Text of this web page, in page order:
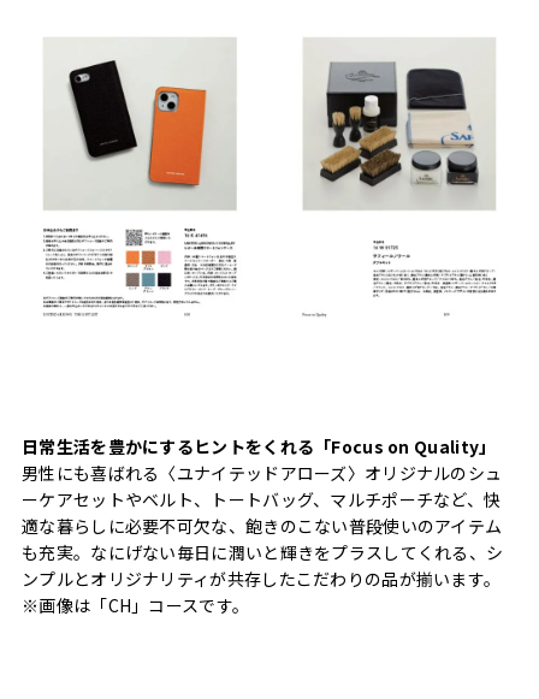
日常生活を豊かにするヒントをくれる「Focus on Quality」
男性にも喜ばれる〈ユナイテッドアローズ〉オリジナルのシュ
ーケアセットやベルト、トートバッグ、マルチポーチなど、快
適な暮らしに必要不可欠な、飽きのこない普段使いのアイテム
も充実。なにげない毎日に潤いと輝きをプラスしてくれる、シ
ンプルとオリジナリティが共存したこだわりの品が揃います。
※画像は「CH」コースです。